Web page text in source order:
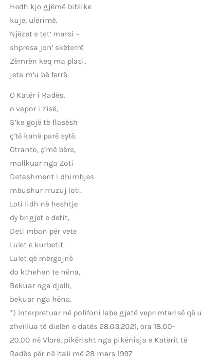
Hedh kjo gjëmë biblike
kuje, ulërimë.
Njëzet e tet’ marsi –
shpresa jon’ skëterrë
Zëmrën keq ma plasi,
jeta m’u bë ferrë.
O Katër i Radës,
o vapor i zisë,
S’ke gojë të flasësh
ç’të kanë parë sytë.
Otranto, ç’më bëre,
mallkuar nga Zoti
Detashment i dhimbjes
mbushur rruzuj loti.
Loti lidh në heshtje
dy brigjet e detit,
Deti mban për vete
Lulet e kurbetit.
Lulet që mërgojnë
do kthehen te nëna,
Bekuar nga djelli,
bekuar nga hëna.
*) Interpretuar në polifoni labe gjatë veprimtarisë që u
zhvillua të dielën e datës 28.03.2021, ora 18.00-
20.00 në Vlorë, pikërisht nga pikënisja e Katërit të
Radës për në Itali më 28 mars 1997